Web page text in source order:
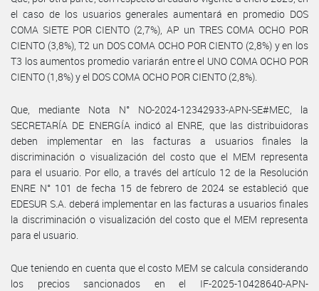
el caso de los usuarios generales aumentará en promedio DOS
COMA SIETE POR CIENTO (2,7%), AP un TRES COMA OCHO POR
CIENTO (3,8%), T2 un DOS COMA OCHO POR CIENTO (2,8%) y en los
T3 los aumentos promedio variarán entre el UNO COMA OCHO POR
CIENTO (1,8%) y el DOS COMA OCHO POR CIENTO (2,8%).
Que, mediante Nota N° NO-2024-12342933-APN-SE#MEC, la
SECRETARÍA DE ENERGÍA indicó al ENRE, que las distribuidoras
deben implementar en las facturas a usuarios finales la
discriminación o visualización del costo que el MEM representa
para el usuario. Por ello, a través del artículo 12 de la Resolución
ENRE N° 101 de fecha 15 de febrero de 2024 se estableció que
EDESUR S.A. deberá implementar en las facturas a usuarios finales
la discriminación o visualización del costo que el MEM representa
para el usuario.
Que teniendo en cuenta que el costo MEM se calcula considerando
los precios sancionados en el IF-2025-10428640-APN-